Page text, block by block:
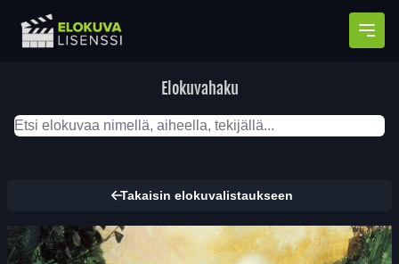
Elokuvahaku
Takaisin elokuvalistaukseen